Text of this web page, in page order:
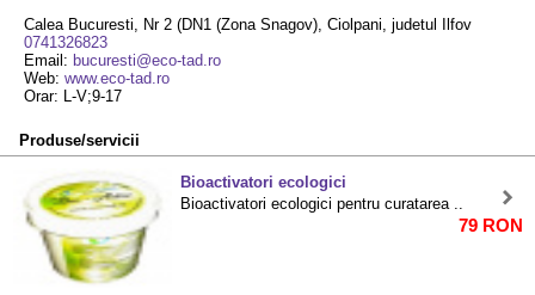
Calea Bucuresti, Nr 2 (DN1 (Zona Snagov), Ciolpani, judetul Ilfov
0741326823
Email: bucuresti@eco-tad.ro
Web: www.eco-tad.ro
Orar: L-V;9-17
Produse/servicii
Bioactivatori ecologici
Bioactivatori ecologici pentru curatarea ..
79 RON